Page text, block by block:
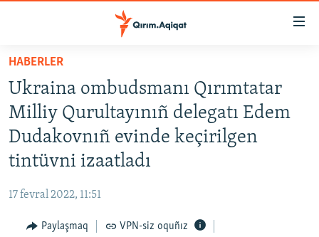
Esas
qaytmaq
Baş
navigatsiyağa
qaytmaq
Qıdıruvğa
HABERLER
SİYASET
İQTİSADİYAT
CEMİYET
İNSAN AQLARI
VİDEO
HABERLER
Ukraina ombudsmanı Qırımtatar
Milliy Qurultayınıñ delegatı Edem
Dudakovnıñ evinde keçirilgen
tintüvni izaatladı
17 fevral 2022, 11:51
Paylaşmaq VPN-siz oquñız